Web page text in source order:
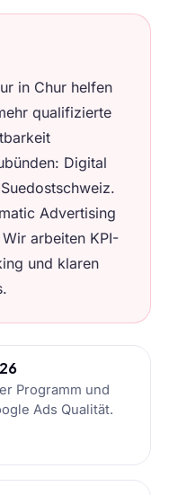
in Chur helfen
qualifizierte
Digital
Advertising
arbeiten KPI-
und klaren
Programm und
Ads Qualität.